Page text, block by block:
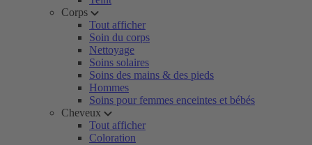
Corps
Tout afficher
Soin du corps
Nettoyage
Soins solaires
Soins des mains & des pieds
Hommes
Soins pour femmes enceintes et bébés
Cheveux
Tout afficher
Coloration